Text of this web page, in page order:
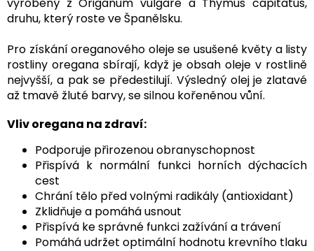
druhu, který roste ve Španělsku.
Pro získání oreganového oleje se usušené květy a listy
rostliny oregana sbírají, když je obsah oleje v rostlině
nejvyšší, a pak se předestilují. Výsledný olej je zlatavé
až tmavě žluté barvy, se silnou kořeněnou vůní.
Vliv oregana na zdraví:
Podporuje přirozenou obranyschopnost
Přispívá k normální funkci horních dýchacích
cest
Chrání tělo před volnými radikály (antioxidant)
Zklidňuje a pomáhá usnout
Přispívá ke správné funkci zažívání a trávení
Pomáhá udržet optimální hodnotu krevního tlaku